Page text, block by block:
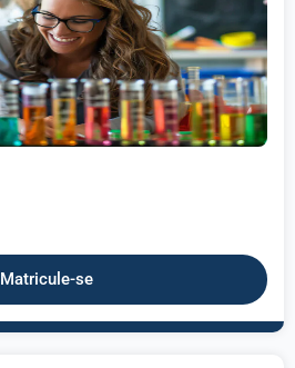
Matricule-se